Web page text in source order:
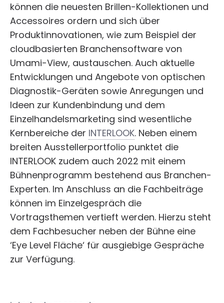
können die neuesten Brillen-Kollektionen und
Accessoires ordern und sich über
Produktinnovationen, wie zum Beispiel der
cloudbasierten Branchensoftware von
Umami-View, austauschen. Auch aktuelle
Entwicklungen und Angebote von optischen
Diagnostik-Geräten sowie Anregungen und
Ideen zur Kundenbindung und dem
Einzelhandelsmarketing sind wesentliche
Kernbereiche der INTERLOOK. Neben einem
breiten Ausstellerportfolio punktet die
INTERLOOK zudem auch 2022 mit einem
Bühnenprogramm bestehend aus Branchen-
Experten. Im Anschluss an die Fachbeiträge
können im Einzelgespräch die
Vortragsthemen vertieft werden. Hierzu steht
dem Fachbesucher neben der Bühne eine
‘Eye Level Fläche‘ für ausgiebige Gespräche
zur Verfügung.